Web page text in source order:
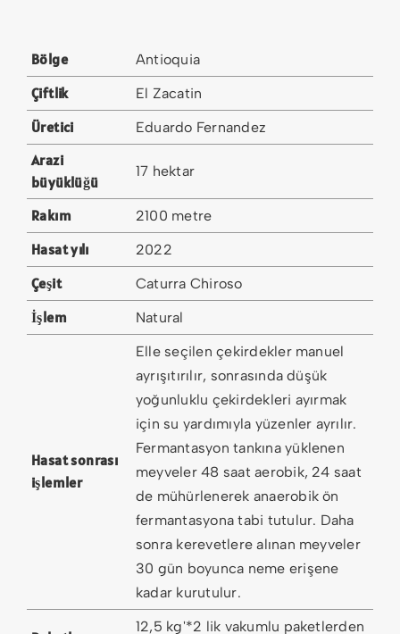
Bölge Antioquia
Çiftlik El Zacatin
Üretici Eduardo Fernandez
Arazi
büyüklüğü
17 hektar
Rakım 2100 metre
Hasat yılı 2022
Çeşit Caturra Chiroso
İşlem Natural
Hasat sonrası
işlemler
Elle seçilen çekirdekler manuel
ayrışıtırılır, sonrasında düşük
yoğunluklu çekirdekleri ayırmak
için su yardımıyla yüzenler ayrılır.
Fermantasyon tankına yüklenen
meyveler 48 saat aerobik, 24 saat
de mühürlenerek anaerobik ön
fermantasyona tabi tutulur. Daha
sonra kerevetlere alınan meyveler
30 gün boyunca neme erişene
kadar kurutulur.
12,5 kg'*2 lik vakumlu paketlerden